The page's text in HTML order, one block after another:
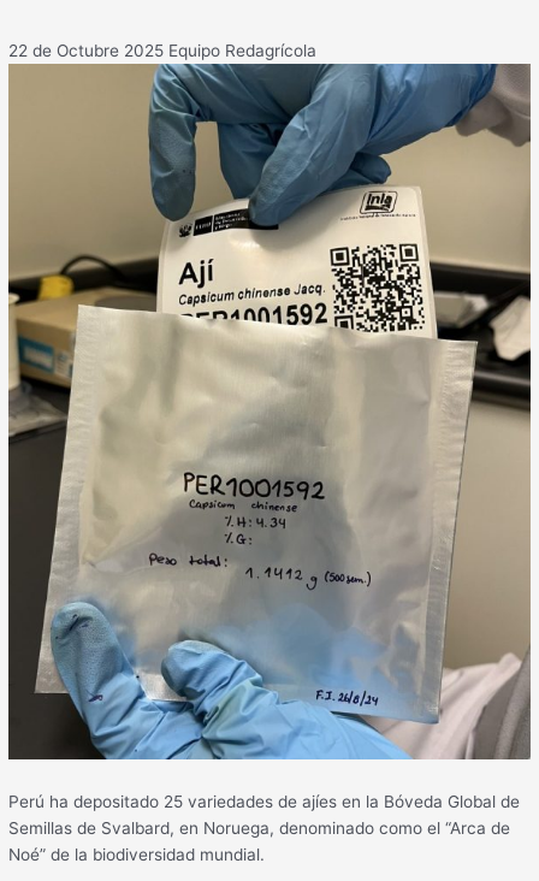
22 de Octubre 2025 Equipo Redagrícola
Perú ha depositado 25 variedades de ajíes en la Bóveda Global de
Semillas de Svalbard, en Noruega, denominado como el “Arca de
Noé” de la biodiversidad mundial.